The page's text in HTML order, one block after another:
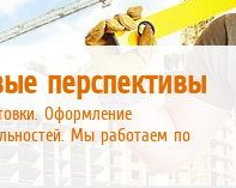
перспективы
Оформление
Мы работаем по